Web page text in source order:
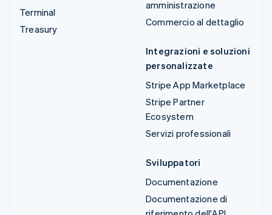
Terminal
Treasury
amministrazione
Commercio al dettaglio
Integrazioni e soluzioni
personalizzate
Stripe App Marketplace
Stripe Partner
Ecosystem
Servizi professionali
Sviluppatori
Documentazione
Documentazione di